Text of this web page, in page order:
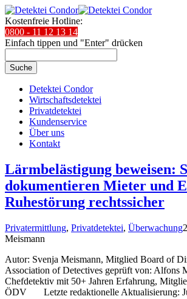
Kostenfreie Hotline:
0800 - 11 12 13 14
Einfach tippen und "Enter" drücken
Suche
Detektei Condor
Wirtschaftsdetektei
Privatdetektei
Kundenservice
Über uns
Kontakt
Lärmbelästigung beweisen:
dokumentieren Mieter und
Ruhestörung rechtssicher
Privatermittlung, Privatdetektei, Überwachung
Meismann
Autor: Svenja Meismann, Mitglied Board of
Association of Detectives geprüft von: Alfons
Chefdetektiv mit 50+ Jahren Erfahrung,
ÖDV Letzte redaktionelle Aktualisierung: